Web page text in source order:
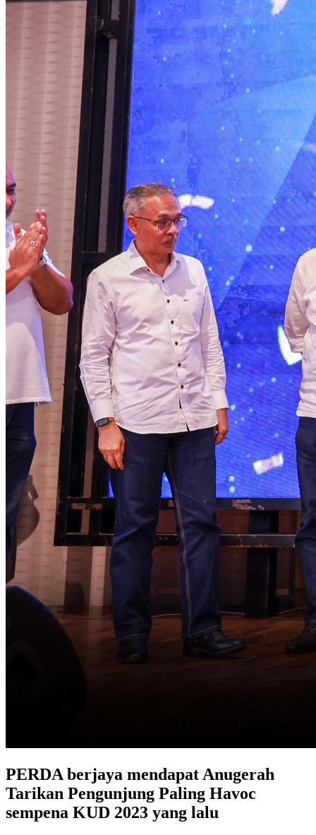
PERDA berjaya mendapat Anugerah
Tarikan Pengunjung Paling Havoc
sempena KUD 2023 yang lalu